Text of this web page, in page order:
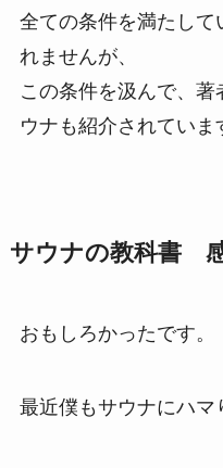
全ての条件を満たして
れませんが、
この条件を汲んで、
ウナも紹介されていま
サウナの教科書
おもしろかったです。
最近僕もサウナにハマ